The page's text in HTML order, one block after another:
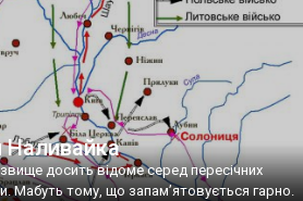
Наливайка
досить відоме серед пересічних
Мабуть тому, що запам’ятовується гарно.